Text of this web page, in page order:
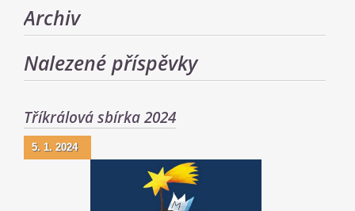
Archiv
Nalezené příspěvky
Tříkrálová sbírka 2024
5. 1. 2024